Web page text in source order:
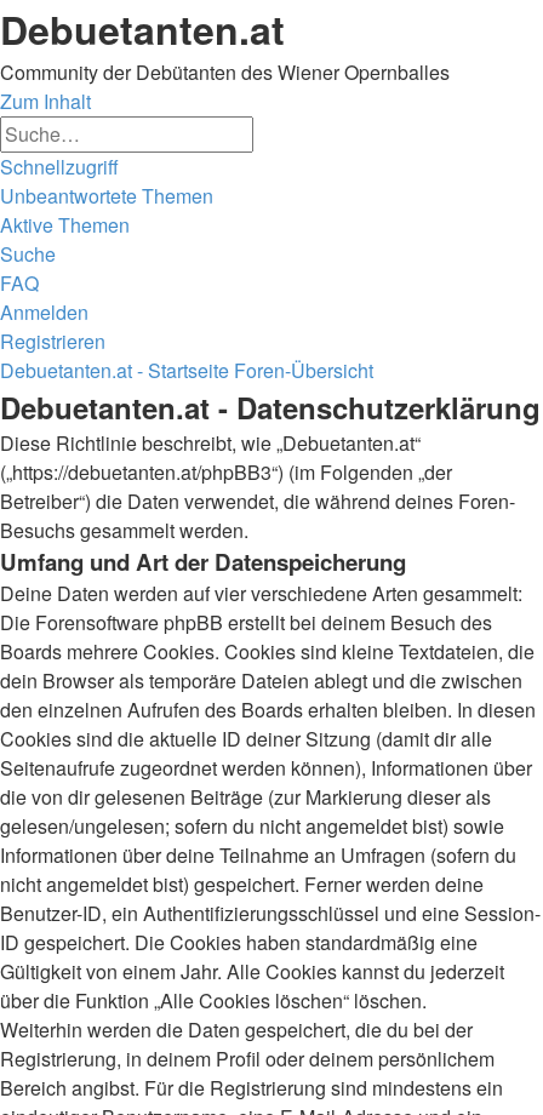
Debuetanten.at
Community der Debütanten des Wiener Opernballes
Zum Inhalt
Schnellzugriff
Unbeantwortete Themen
Aktive Themen
Suche
FAQ
Anmelden
Registrieren
Debuetanten.at - Startseite Foren-Übersicht
Suche
Debuetanten.at - Datenschutzerklärung
Diese Richtlinie beschreibt, wie „Debuetanten.at“
(„https://debuetanten.at/phpBB3“) (im Folgenden „der
Betreiber“) die Daten verwendet, die während deines Foren-
Besuchs gesammelt werden.
Umfang und Art der Datenspeicherung
Deine Daten werden auf vier verschiedene Arten gesammelt:
Die Forensoftware phpBB erstellt bei deinem Besuch des
Boards mehrere Cookies. Cookies sind kleine Textdateien, die
dein Browser als temporäre Dateien ablegt und die zwischen
den einzelnen Aufrufen des Boards erhalten bleiben. In diesen
Cookies sind die aktuelle ID deiner Sitzung (damit dir alle
Seitenaufrufe zugeordnet werden können), Informationen über
die von dir gelesenen Beiträge (zur Markierung dieser als
gelesen/ungelesen; sofern du nicht angemeldet bist) sowie
Informationen über deine Teilnahme an Umfragen (sofern du
nicht angemeldet bist) gespeichert. Ferner werden deine
Benutzer-ID, ein Authentifizierungsschlüssel und eine Session-
ID gespeichert. Die Cookies haben standardmäßig eine
Gültigkeit von einem Jahr. Alle Cookies kannst du jederzeit
über die Funktion „Alle Cookies löschen“ löschen.
Weiterhin werden die Daten gespeichert, die du bei der
Registrierung, in deinem Profil oder deinem persönlichem
Bereich angibst. Für die Registrierung sind mindestens ein